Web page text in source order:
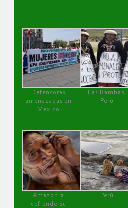
Defensoras
amenazadas en
México
Las Bambas,
Perú
Amazonía
defiende su
Perú